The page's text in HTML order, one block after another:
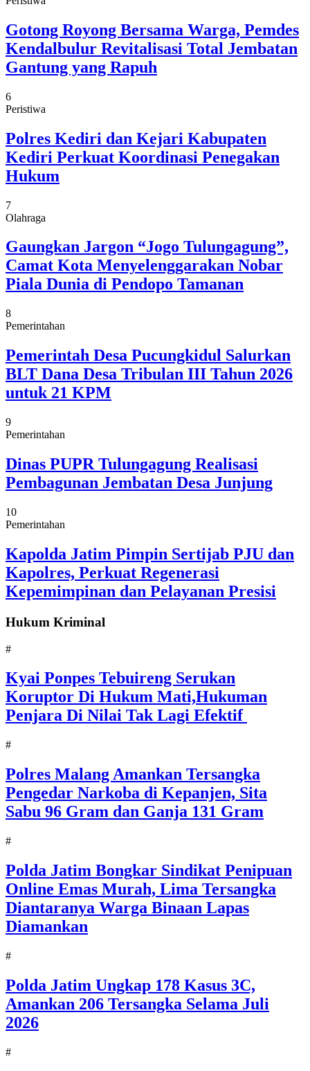
Gotong Royong Bersama Warga, Pemdes
Kendalbulur Revitalisasi Total Jembatan
Gantung yang Rapuh
6
Peristiwa
Polres Kediri dan Kejari Kabupaten
Kediri Perkuat Koordinasi Penegakan
Hukum
7
Olahraga
Gaungkan Jargon “Jogo Tulungagung”,
Camat Kota Menyelenggarakan Nobar
Piala Dunia di Pendopo Tamanan
8
Pemerintahan
Pemerintah Desa Pucungkidul Salurkan
BLT Dana Desa Tribulan III Tahun 2026
untuk 21 KPM
9
Pemerintahan
Dinas PUPR Tulungagung Realisasi
Pembagunan Jembatan Desa Junjung
10
Pemerintahan
Kapolda Jatim Pimpin Sertijab PJU dan
Kapolres, Perkuat Regenerasi
Kepemimpinan dan Pelayanan Presisi
Hukum Kriminal
#
Kyai Ponpes Tebuireng Serukan
Koruptor Di Hukum Mati,Hukuman
Penjara Di Nilai Tak Lagi Efektif
#
Polres Malang Amankan Tersangka
Pengedar Narkoba di Kepanjen, Sita
Sabu 96 Gram dan Ganja 131 Gram
#
Polda Jatim Bongkar Sindikat Penipuan
Online Emas Murah, Lima Tersangka
Diantaranya Warga Binaan Lapas
Diamankan
#
Polda Jatim Ungkap 178 Kasus 3C,
Amankan 206 Tersangka Selama Juli
2026
#